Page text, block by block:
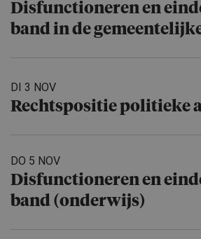
Disfuncti­o­neren en
band in de
DI 3 NOV
Rechtspo­sitie politieke
DO 5 NOV
Disfuncti­o­neren en
band (onderwijs)